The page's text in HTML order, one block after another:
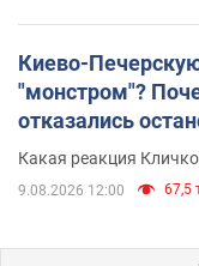
Киево-
"монстром"?
отказались
небоскреба
Какая реакция
9.08.2026 12:00 67,5